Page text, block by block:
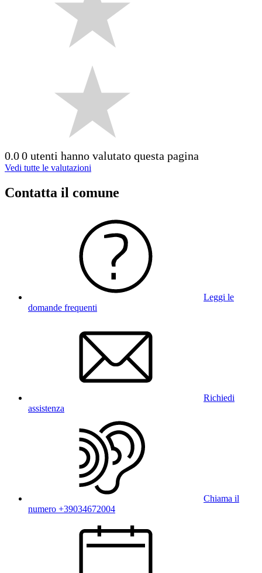
0.00 utenti hanno valutato questa pagina
Vedi tutte le valutazioni
Contatta il comune
Leggi le
domande frequenti
Richiedi
assistenza
Chiama il
numero +39034672004